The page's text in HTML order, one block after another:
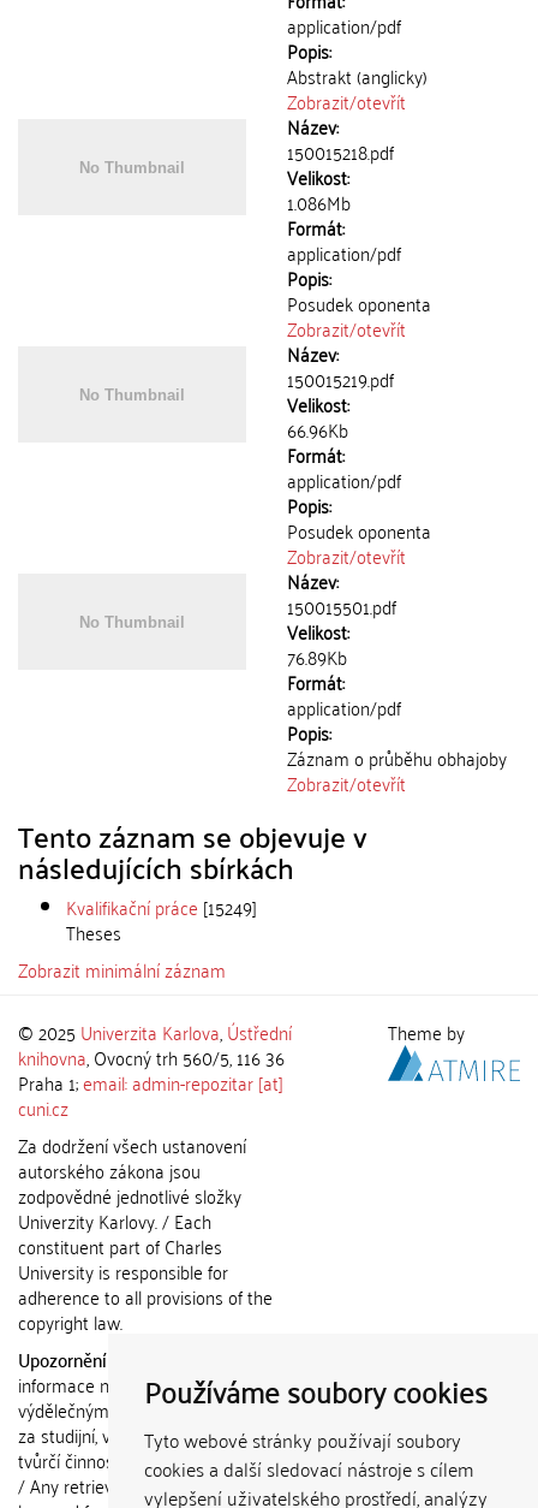
Používáme soubory cookies
Tyto webové stránky používají soubory
cookies a další sledovací nástroje s cílem
vylepšení uživatelského prostředí, analýzy
application/pdf
Popis:
Abstrakt (anglicky)
Zobrazit/otevřít
Název:
150015218.pdf
Velikost:
1.086Mb
Formát:
application/pdf
Popis:
Posudek oponenta
Zobrazit/otevřít
Název:
150015219.pdf
Velikost:
66.96Kb
Formát:
application/pdf
Popis:
Posudek oponenta
Zobrazit/otevřít
Název:
150015501.pdf
Velikost:
76.89Kb
Formát:
application/pdf
Popis:
Záznam o průběhu obhajoby
Zobrazit/otevřít
Tento záznam se objevuje v
následujících sbírkách
Kvalifikační práce [15249]
Theses
Zobrazit minimální záznam
© 2025 Univerzita Karlova,Ústřední
knihovna, Ovocný trh 560/5, 116 36
Praha 1;email: admin-repozitar [at]
cuni.cz
Za dodržení všech ustanovení
autorského zákona jsou
zodpovědné jednotlivé složky
Univerzity Karlovy. / Each
constituent part of Charles
University is responsible for
adherence to all provisions of the
copyright law.
Upozornění / Notice:
informace nemohou být použity k
výdělečným účelům nebo vydávány
za studijní, vědeckou nebo jinou
tvůrčí činnost jiné osoby než autora.
/ Any retrieved information shall not
Theme by